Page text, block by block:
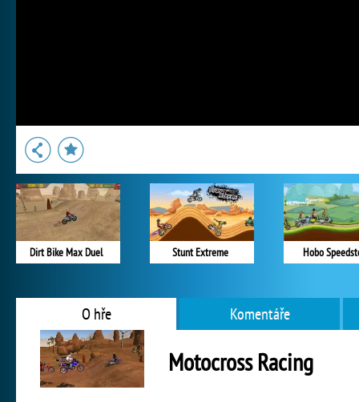
Dirt Bike Max Duel Stunt Extreme Hobo
O hře Komentáře
Motocross Racing